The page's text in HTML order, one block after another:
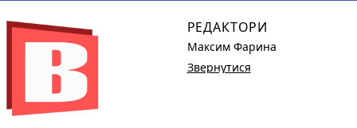
РЕДАКТОРИ
Максим Фарина
Звернутися